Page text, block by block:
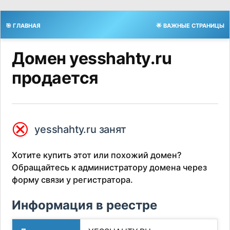
🎯 ГЛАВНАЯ 🌟 ВАЖНЫЕ СТРАНИЦЫ
Домен yesshahty.ru
продается
⮿ yesshahty.ru занят
Хотите купить этот или похожий домен?
Обращайтесь к администратору домена через
форму связи у регистратора.
Информация в реестре